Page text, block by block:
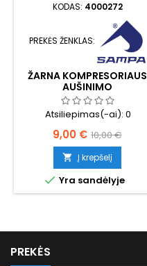
KODAS: 4000272
PREKĖS ŽENKLAS:
ŽARNA KOMPRESORIAUS
AUŠINIMO
Atsiliepimas(-ai): 0
Kaina
9,00 € Bazinė
kaina
10,00 €
 Į krepšelį
 Yra sandėlyje
PREKĖS